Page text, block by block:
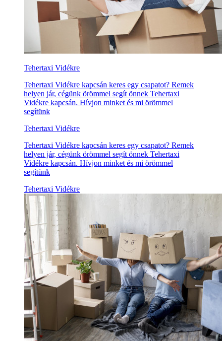
Tehertaxi Vidékre
Tehertaxi Vidékre kapcsán keres egy csapatot? Remek
helyen jár, cégünk örömmel segít önnek Tehertaxi
Vidékre kapcsán. Hívjon minket és mi örömmel
segítünk
Tehertaxi Vidékre
Tehertaxi Vidékre kapcsán keres egy csapatot? Remek
helyen jár, cégünk örömmel segít önnek Tehertaxi
Vidékre kapcsán. Hívjon minket és mi örömmel
segítünk
Tehertaxi Vidékre